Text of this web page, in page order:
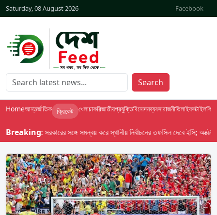
Saturday, 08 August 2026 Facebook
Search
Homeআন্তর্জাতিক ক্রিকেট খেলাচাকরিজাতীয়প্রযুক্তিবিনোদনব্যবসারাজনীতিলাইফস্টাইলশিক্ষা
Breaking
দেশ-৯৮ : সরকারের সঙ্গে সমন্বয় করে স্থানীয় নির্বাচনের তফসিল দেবে ইসি; অক্টোবর